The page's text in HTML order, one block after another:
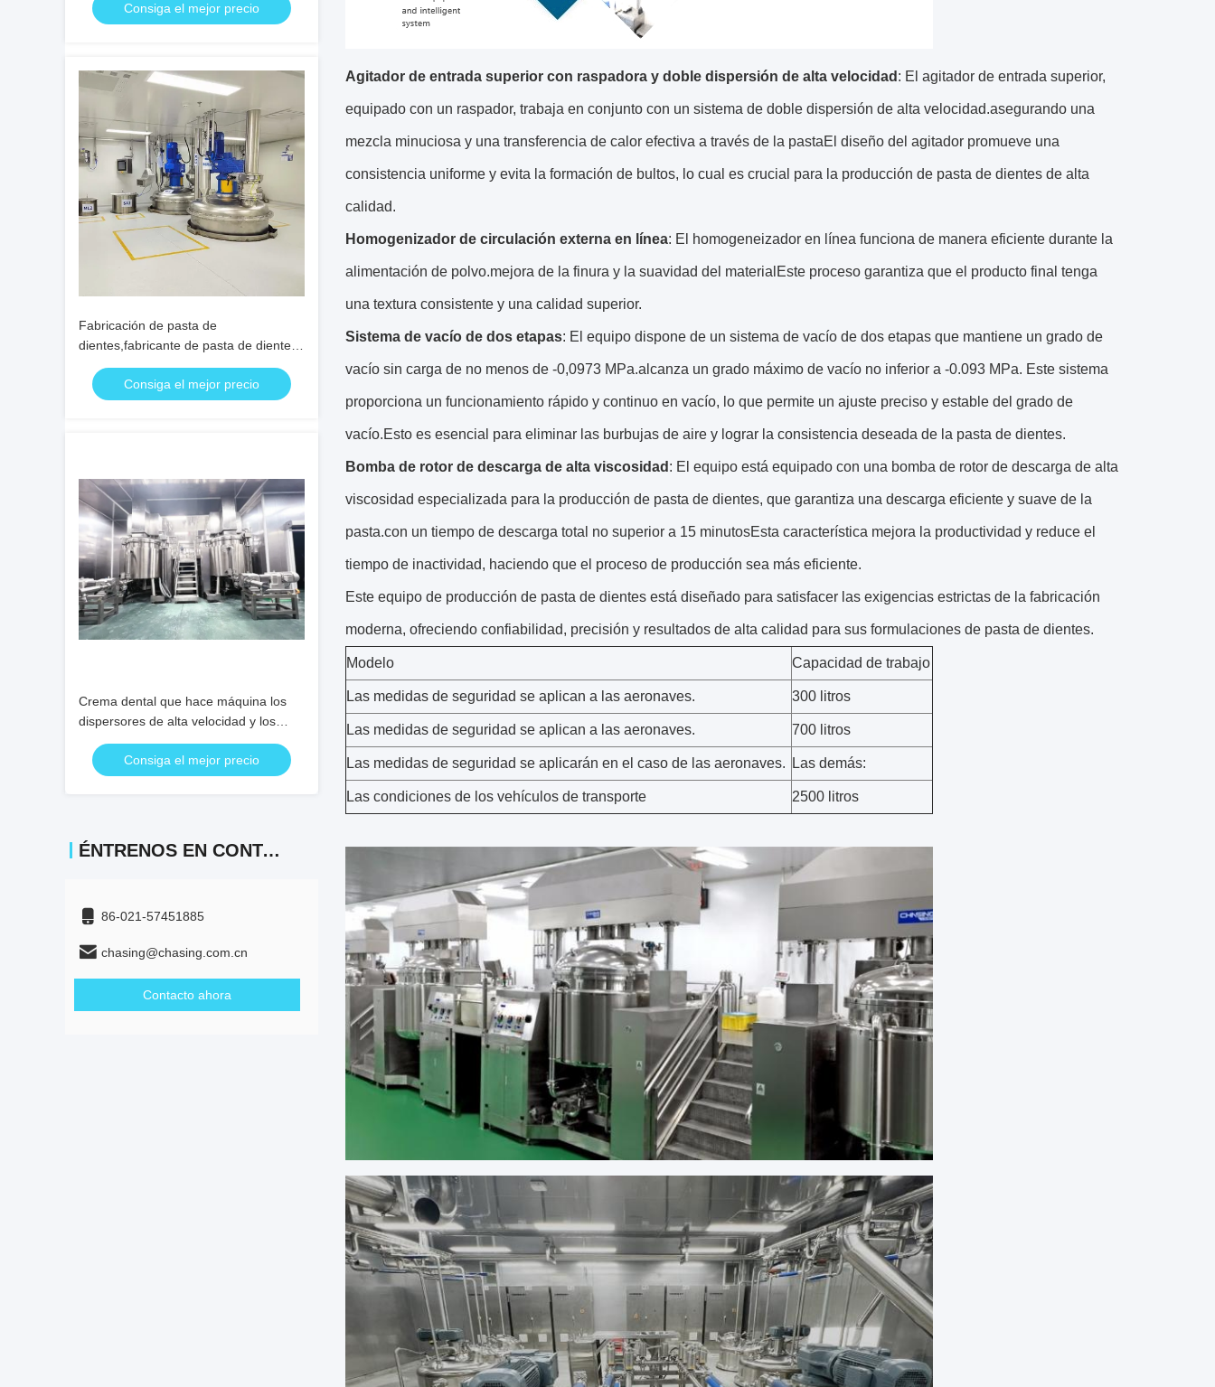
Consiga el mejor precio
Fabricación de pasta de
dientes,fabricante de pasta de dientes,
máquina de mezclar pasta de dientes
Consiga el mejor precio
Crema dental que hace máquina los
dispersores de alta velocidad y los
altos mezcladores del esquileo
Consiga el mejor precio
ÉNTRENOS EN CONTACTO CON
86-021-57451885
chasing@chasing.com.cn
Contacto ahora
Agitador de entrada superior con raspadora y doble dispersión de alta velocidad : El agitador de entrada superior,
equipado con un raspador, trabaja en conjunto con un sistema de doble dispersión de alta velocidad.asegurando una
mezcla minuciosa y una transferencia de calor efectiva a través de la pastaEl diseño del agitador promueve una
consistencia uniforme y evita la formación de bultos, lo cual es crucial para la producción de pasta de dientes de alta
calidad.
Homogenizador de circulación externa en línea: El homogeneizador en línea funciona de manera eficiente durante la
alimentación de polvo.mejora de la finura y la suavidad del materialEste proceso garantiza que el producto final tenga
una textura consistente y una calidad superior.
Sistema de vacío de dos etapas: El equipo dispone de un sistema de vacío de dos etapas que mantiene un grado de
vacío sin carga de no menos de -0,0973 MPa.alcanza un grado máximo de vacío no inferior a -0.093 MPa. Este sistema
proporciona un funcionamiento rápido y continuo en vacío, lo que permite un ajuste preciso y estable del grado de
vacío.Esto es esencial para eliminar las burbujas de aire y lograr la consistencia deseada de la pasta de dientes.
Bomba de rotor de descarga de alta viscosidad : El equipo está equipado con una bomba de rotor de descarga de alta
viscosidad especializada para la producción de pasta de dientes, que garantiza una descarga eficiente y suave de la
pasta.con un tiempo de descarga total no superior a 15 minutosEsta característica mejora la productividad y reduce el
tiempo de inactividad, haciendo que el proceso de producción sea más eficiente.
Este equipo de producción de pasta de dientes está diseñado para satisfacer las exigencias estrictas de la fabricación
moderna, ofreciendo confiabilidad, precisión y resultados de alta calidad para sus formulaciones de pasta de dientes.
Modelo Capacidad de trabajo
Las medidas de seguridad se aplican a las aeronaves. 300 litros
Las medidas de seguridad se aplican a las aeronaves. 700 litros
Las medidas de seguridad se aplicarán en el caso de las aeronaves. Las demás:
Las condiciones de los vehículos de transporte 2500 litros